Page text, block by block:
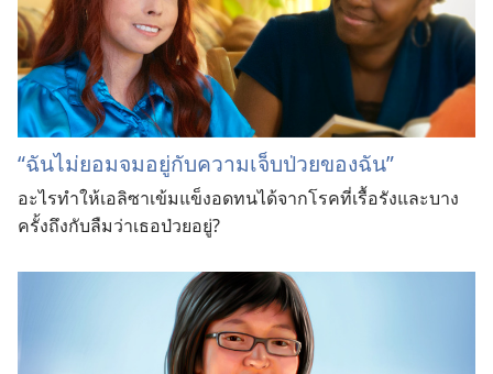
“ฉันไม่ยอมจมอยู่กับความเจ็บป่วยของฉัน”
อะไรทำให้เอลิซาเข้มแข็งอดทนได้จากโรคที่เรื้อรังและบาง
ครั้งถึงกับลืมว่าเธอป่วยอยู่?